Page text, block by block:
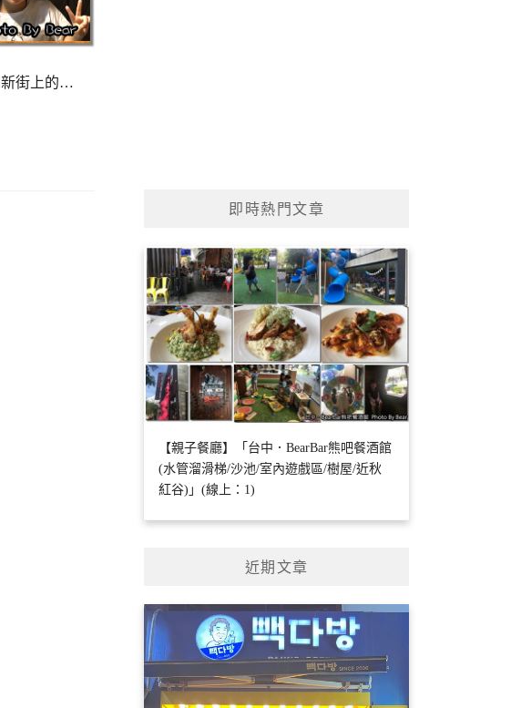
新街上的…
即時熱門文章
【親子餐廳】「台中．BearBar熊吧餐酒館
(水管溜滑梯/沙池/室內遊戲區/樹屋/近秋
紅谷)」(線上：1)
近期文章